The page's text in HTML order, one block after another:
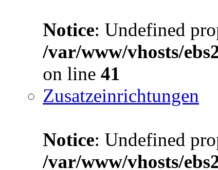
Notice: Undefined
/var/www/vhosts/
on line 41
Zusatzeinrichtungen
Notice: Undefined
/var/www/vhosts/